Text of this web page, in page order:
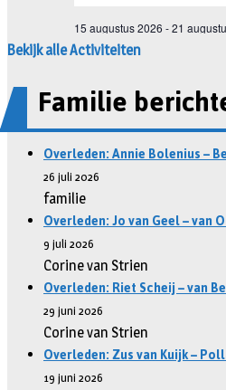
Bekijk alle Activiteiten
Familie
Overleden: Annie Bolenius –
26 juli 2026
familie
Overleden: Jo van Geel – van
9 juli 2026
Corine van Strien
Overleden: Riet Scheij – van
29 juni 2026
Corine van Strien
Overleden: Zus van Kuijk –
19 juni 2026